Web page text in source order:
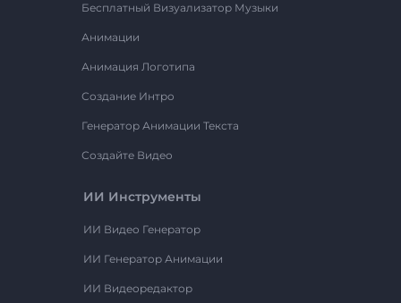
Бесплатный Визуализатор Музыки
Анимации
Анимация Логотипа
Создание Интро
Генератор Анимации Текста
Создайте Видео
ИИ Инструменты
ИИ Видео Генератор
ИИ Генератор Анимации
ИИ Видеоредактор